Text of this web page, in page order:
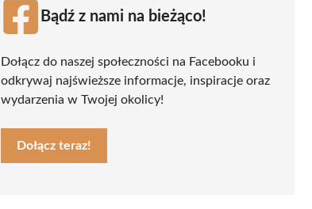
Bądź z nami na bieżąco!
Dołącz do naszej społeczności na Facebooku i
odkrywaj najświeższe informacje, inspiracje oraz
wydarzenia w Twojej okolicy!
Dołącz teraz!